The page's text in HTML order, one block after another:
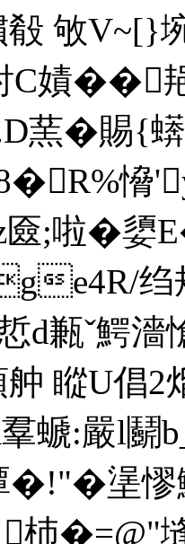
敂V~[}
嫧��
�賜{蠎
愶
匳;啦�
绉
甉ˇ鰐濇
U倡2熘
螔:嚴l鬬
�!"�
�=@